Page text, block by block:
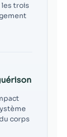
les trois
corps